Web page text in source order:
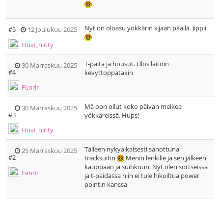
12 Joulukuu 2025
#5
Huvi_niitty
Nyt on oloasu yökkärin sijaan päällä. Jippii
30 Marraskuu 2025
#4
Fenrir
T-paita ja housut. Ulos laitoin
kevyttoppatakin
30 Marraskuu 2025
#3
Huvi_niitty
Mä oon ollut koko päivän melkee
yökkäreissä. Hups!
25 Marraskuu 2025
#2
Fenrir
Tälleen nykyaikaisesti sanottuna
tracksuitin
Menin lenkille ja sen jälkeen
kauppaan ja suihkuun. Nyt olen sortseissa
ja t-paidassa niin ei tule hikoiltua power
pointin kanssa